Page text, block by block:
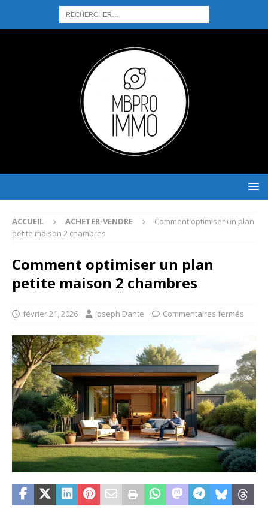
ACCUEIL ACHETER-VENDRE
Comment optimiser un plan
petite maison 2 chambres
Comment optimiser un plan
petite maison 2 chambres
février 21, 2026 Joseph Dante Commentaires fermés